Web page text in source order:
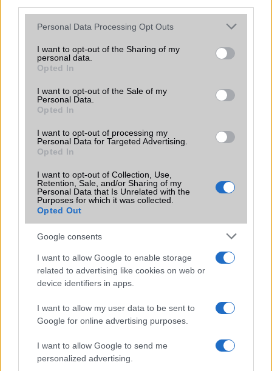
Please note that this website/app uses one or more Google
not limited to your visit or usage behaviour. You may click to
grant or deny consent to Google and its third-party tags to
use your data for below specified purposes in below Google
consent section.
Personal Data Processing Opt Outs
I want to opt-out of the Sharing of my
personal data.
Opted In
I want to opt-out of the Sale of my
Personal Data.
Opted In
I want to opt-out of processing my
Personal Data for Targeted Advertising.
Opted In
I want to opt-out of Collection, Use,
Retention, Sale, and/or Sharing of my
Personal Data that Is Unrelated with the
Purposes for which it was collected.
Opted Out
Google consents
I want to allow Google to enable storage
related to advertising like cookies on web or
device identifiers in apps.
I want to allow my user data to be sent to
Google for online advertising purposes.
I want to allow Google to send me
personalized advertising.
CES 2014: fém okosóra, ez a Pebble Steel
Pebble: túl a négyszázezredik órán
Még okosabb lett a Pebble okosóra
Színes kijelzővel jön az új Pebble okosóra
Pebble Time teszt: modern okosóra, ami a múltban ragadt
Time Round: a világ legkisebb és legkönnyebb okosórája
Vasárnap érkezik a gyönyörű Pebble Time Round!
Még olcsóbbak lettek a Pebble okosórák!
További hírek
Számos népszerű Samsung Galaxy készülék kimarad a One
iPhone 18 bemutató dátum - ekkor rántja le a leplet az